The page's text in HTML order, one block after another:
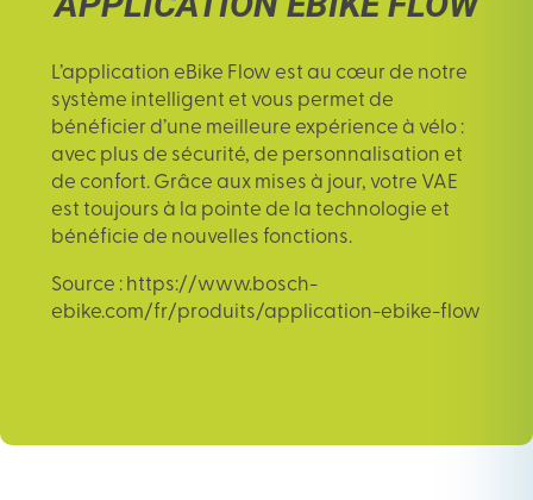
L’application eBike Flow est au cœur de notre
système intelligent et vous permet de
bénéficier d’une meilleure expérience à vélo :
avec plus de sécurité, de personnalisation et
de confort. Grâce aux mises à jour, votre VAE
est toujours à la pointe de la technologie et
bénéficie de nouvelles fonctions.
Source : https://www.bosch-
ebike.com/fr/produits/application-ebike-flow